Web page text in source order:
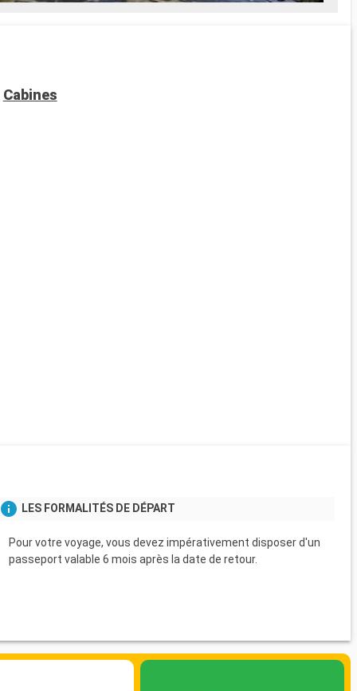
Cabines
LES FORMALITÉS DE DÉPART
Pour votre voyage, vous devez impérativement disposer d'un
passeport valable 6 mois après la date de retour.